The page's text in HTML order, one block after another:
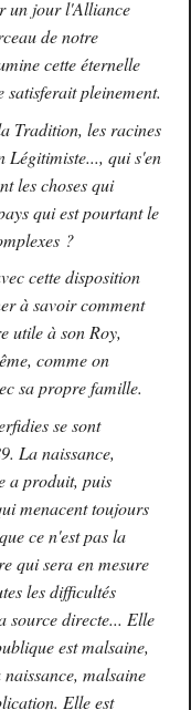
un jour l'Alliance
de notre
cette éternelle
satisferait pleinement.
Tradition, les racines
Légitimiste..., qui s'en
les choses qui
qui est pourtant le
?
cette disposition
à savoir comment
utile à son Roy,
comme on
sa propre famille.
se sont
La naissance,
a produit, puis
menacent toujours
ce n'est pas la
qui sera en mesure
les difficultés
source directe... Elle
est malsaine,
malsaine
Elle est